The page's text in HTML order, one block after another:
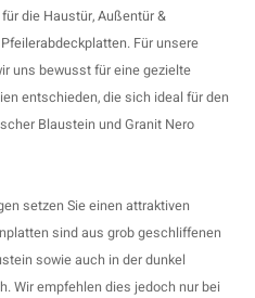
die Haustür, Außentür &
Pfeilerabdeckplatten. Für unsere
uns bewusst für eine gezielte
entschieden, die sich ideal für den
Blaustein und Granit Nero
setzen Sie einen attraktiven
sind aus grob geschliffenen
sowie auch in der dunkel
Wir empfehlen dies jedoch nur bei